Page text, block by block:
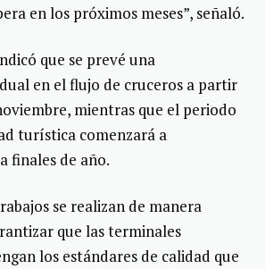
en los próximos meses”, señaló.
que se prevé una
en el flujo de cruceros a partir
mientras que el periodo
turística comenzará a
finales de año.
se realizan de manera
que las terminales
los estándares de calidad que